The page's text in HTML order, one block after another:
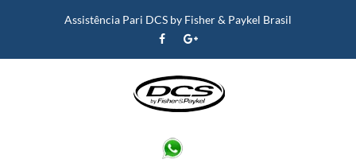
Assistência Pari DCS by Fisher & Paykel Brasil